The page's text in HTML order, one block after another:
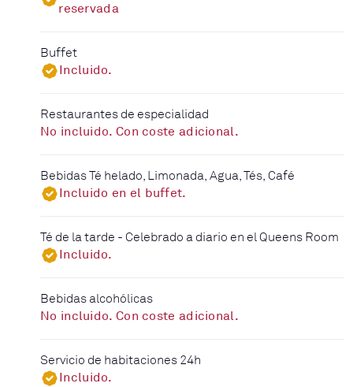
reservada
Buffet
Incluido.
Restaurantes de especialidad
No incluido. Con coste adicional.
Bebidas Té helado, Limonada, Agua, Tés, Café
Incluido en el buffet.
Té de la tarde - Celebrado a diario en el Queens Room
Incluido.
Bebidas alcohólicas
No incluido. Con coste adicional.
Servicio de habitaciones 24h
Incluido.